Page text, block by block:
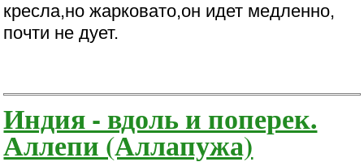
кресла,но жарковато,он идет медленно,
почти не дует.
Индия - вдоль и поперек.
Аллепи (Аллапужа)